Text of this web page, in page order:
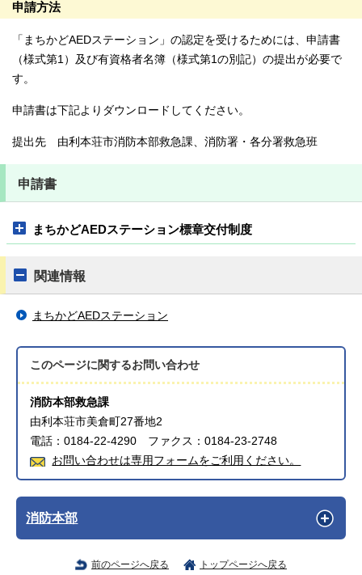
申請方法
「まちかどAEDステーション」の認定を受けるためには、申請書
（様式第1）及び有資格者名簿（様式第1の別記）の提出が必要で
す。
申請書は下記よりダウンロードしてください。
提出先 由利本荘市消防本部救急課、消防署・各分署救急班
申請書
まちかどAEDステーション標章交付制度
関連情報
まちかどAEDステーション
このページに関するお問い合わせ
消防本部救急課
由利本荘市美倉町27番地2
電話：0184-22-4290 ファクス：0184-23-2748
お問い合わせは専用フォームをご利用ください。
消防本部
前のページへ戻る トップページへ戻る